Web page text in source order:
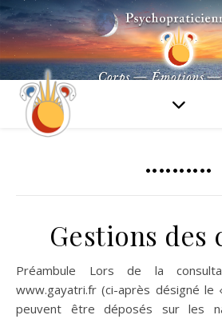
••••••••••
Gestions des
Préambule Lors de la consultation de mon site
www.gayatri.fr (ci-après désigné le
peuvent être déposés sur les